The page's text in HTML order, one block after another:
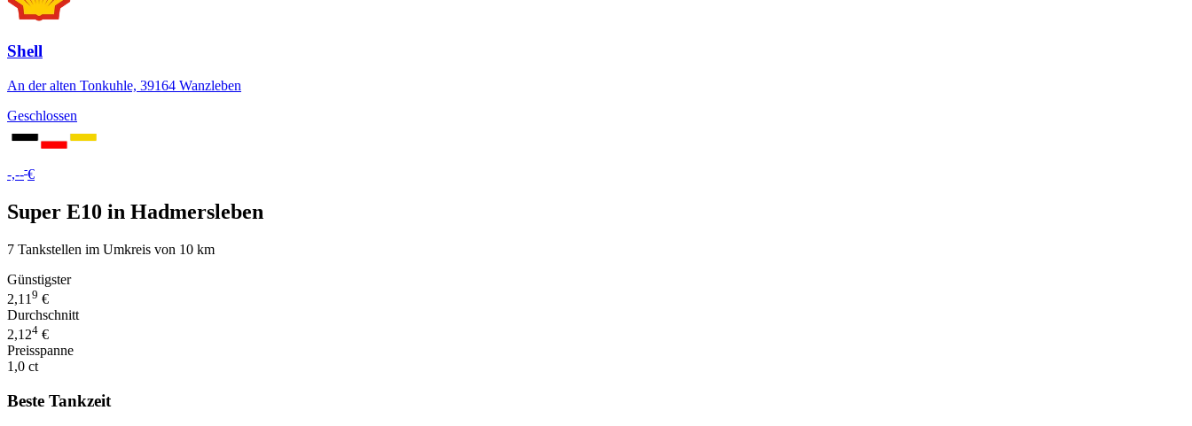
Shell
An der alten Tonkuhle, 39164 Wanzleben
Geschlossen
-,---€
Super E10 in Hadmersleben
7 Tankstellen im Umkreis von 10 km
Günstigster
2,11 9 €
Durchschnitt
2,124 €
Preisspanne
1,0 ct
Beste Tankzeit